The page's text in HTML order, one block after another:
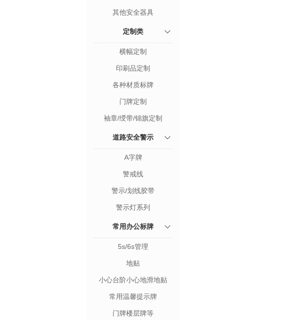
其他安全器具
定制类
横幅定制
印刷品定制
各种材质标牌
门牌定制
袖章/绶带/锦旗定制
道路安全警示
A字牌
警戒线
警示/划线胶带
警示灯系列
常用办公标牌
5s/6s管理
地贴
小心台阶小心地滑地贴
常用温馨提示牌
门牌楼层牌等